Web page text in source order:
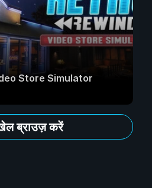
Store Simulator
ब्राउज़ करें